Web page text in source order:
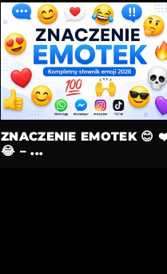
ZNACZENIE EMOTEK 😊
😂 – ...